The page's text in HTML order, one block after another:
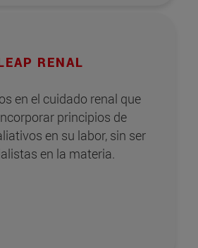
RENAL
en el cuidado renal que
principios de
en su labor, sin ser
en la materia.